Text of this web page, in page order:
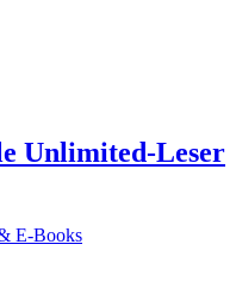
Unlimited-Leser
E-Books